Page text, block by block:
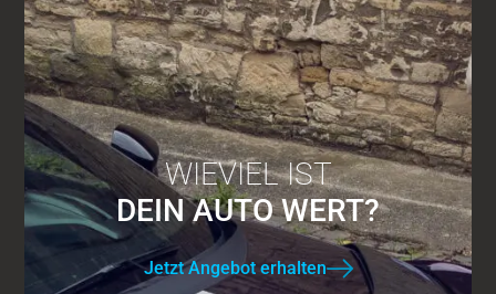
WIEVIEL IST
DEIN AUTO WERT?
Jetzt Angebot erhalten